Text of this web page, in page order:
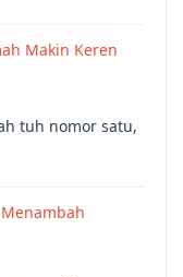
Makin Keren
tuh nomor satu,